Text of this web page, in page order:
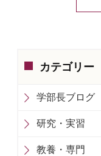
カテゴリー
学部長ブログ
研究・実習
教養・専門